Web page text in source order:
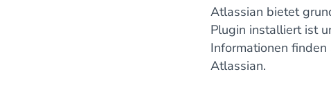
Atlassian bietet
Plugin installiert ist
Informationen
Atlassian.